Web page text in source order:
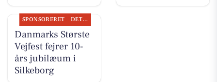
SPONSORERET DET SKER
Danmarks Største
Vejfest fejrer 10-
års jubilæum i
Silkeborg